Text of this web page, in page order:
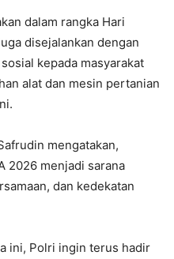
dalam rangka Hari
disejalankan dengan
kepada masyarakat
alat dan mesin pertanian
mengatakan,
2026 menjadi sarana
dan kedekatan
ini, Polri ingin terus hadir